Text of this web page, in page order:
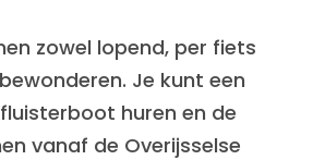
zowel lopend, per fiets
Je kunt een
huren en de
vanaf de Overijsselse